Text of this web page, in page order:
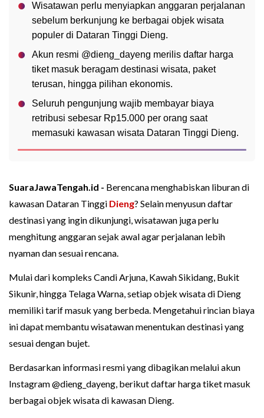
Wisatawan perlu menyiapkan anggaran perjalanan
sebelum berkunjung ke berbagai objek wisata
populer di Dataran Tinggi Dieng.
Akun resmi @dieng_dayeng merilis daftar harga
tiket masuk beragam destinasi wisata, paket
terusan, hingga pilihan ekonomis.
Seluruh pengunjung wajib membayar biaya
retribusi sebesar Rp15.000 per orang saat
memasuki kawasan wisata Dataran Tinggi Dieng.
SuaraJawaTengah.id - Berencana menghabiskan liburan di
kawasan Dataran Tinggi Dieng? Selain menyusun daftar
destinasi yang ingin dikunjungi, wisatawan juga perlu
menghitung anggaran sejak awal agar perjalanan lebih
nyaman dan sesuai rencana.
Mulai dari kompleks Candi Arjuna, Kawah Sikidang, Bukit
Sikunir, hingga Telaga Warna, setiap objek wisata di Dieng
memiliki tarif masuk yang berbeda. Mengetahui rincian biaya
ini dapat membantu wisatawan menentukan destinasi yang
sesuai dengan bujet.
Berdasarkan informasi resmi yang dibagikan melalui akun
Instagram @dieng_dayeng, berikut daftar harga tiket masuk
berbagai objek wisata di kawasan Dieng.